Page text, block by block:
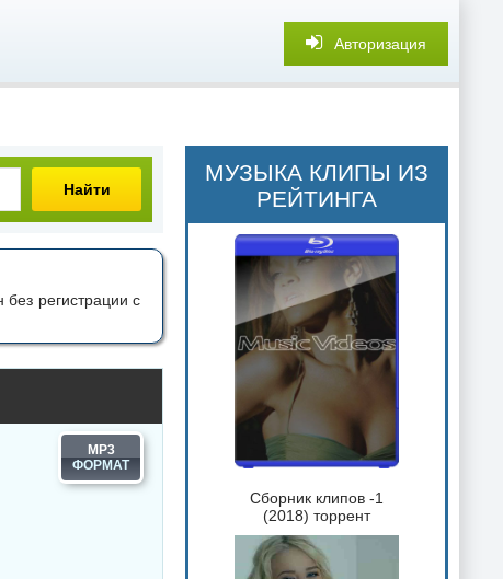
Авторизация
Найти
регистрации с
MP3
МУЗЫКА КЛИПЫ ИЗ
РЕЙТИНГА
Сборник клипов -1
(2018) торрент